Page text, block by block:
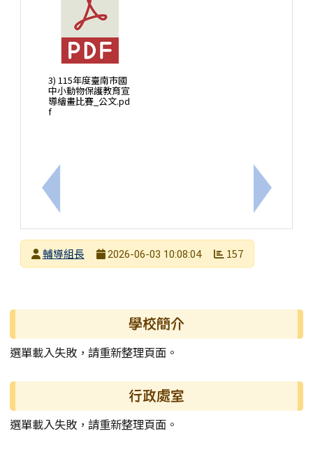
上一筆：佛光大學辦理「佛光大學第十一屆『生命
3) 115年度臺南市國
中小動物保護教育宣
導繪畫比賽_公文.pd
f
下一筆：
發布者
輔導組長
2026-06-03 10:08:04 157
左邊區域內容 學校簡介
選單載入失敗，請重新整理頁面。
行政處室
選單載入失敗，請重新整理頁面。